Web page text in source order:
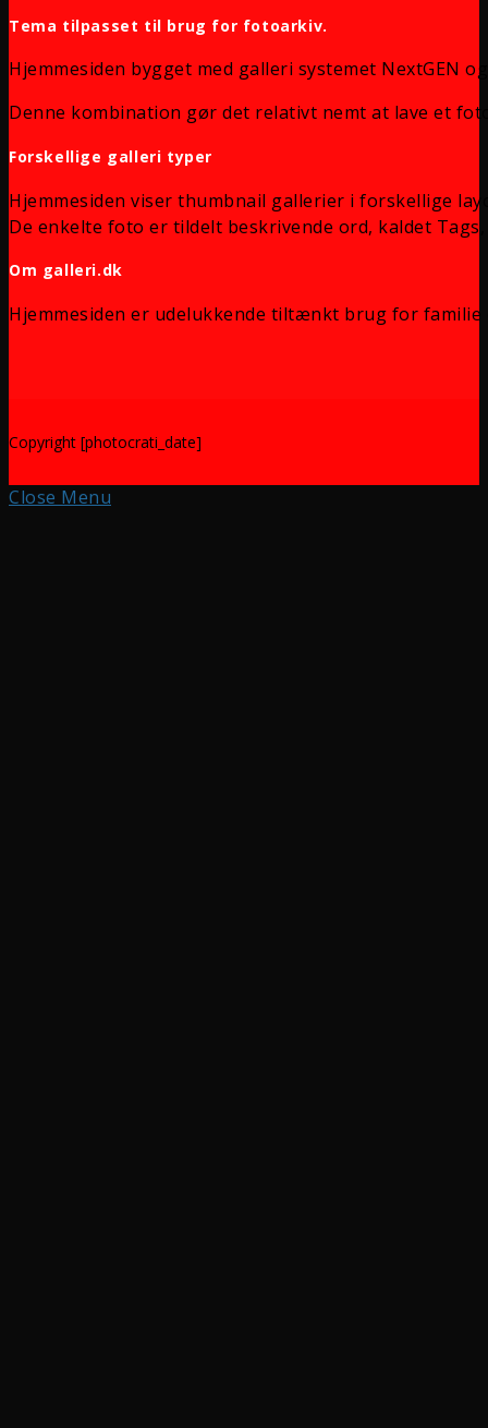
Tema tilpasset til brug for fotoarkiv.
Hjemmesiden bygget med galleri systemet NextGEN
Denne kombination gør det relativt nemt at lave et
Forskellige galleri typer
Hjemmesiden viser thumbnail gallerier i forskellige
De enkelte foto er tildelt beskrivende ord, kaldet
Om galleri.dk
Hjemmesiden er udelukkende tiltænkt brug for
Copyright [photocrati_date]
Close Menu